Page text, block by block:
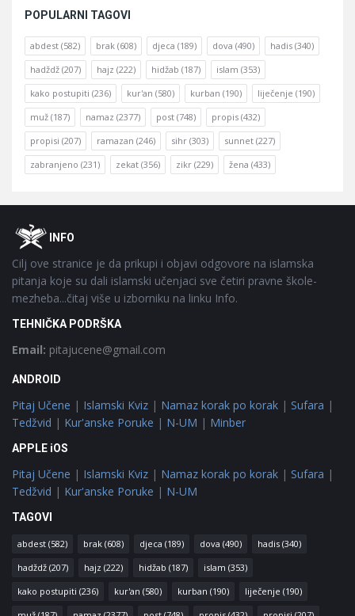
POPULARNI TAGOVI
abdest (582) brak (608) djeca (189) dova (490) hadis (340)
hadždž (207) hajz (222) hidžab (187) islam (353)
kako postupiti (236) kur'an (580) kurban (190) liječenje (190)
muž (187) namaz (2377) post (748) propis (432)
propisi (207) ramazan (246) sihr (303) sunnet (227)
zabranjeno (231) zekat (356) zikr (229) žena (433)
FooterOINFO
Cilj ove stranice je da prikupi i objavi odgovore na islamska
pitanja koje su dali islamski učenjaci sve četiri pravne škole-
mezheba...čitaj više u izborniku na linku Info.
TEHNIČKA PODRŠKA
Email: pitajucene@gmail.com
ANDROID
Pitaj Učene | Islamski Kviz | Namaz korak po korak | Sufara |
Tedžvid | Kur'anske Poruke | N-UM | Minber
APPLE iOS
Pitaj Učene | Islamski Kviz | Namaz korak po korak | Sufara |
Tedžvid | Kur'anske Poruke | N-UM
TAGOVI
abdest (582) brak (608) djeca (189) dova (490) hadis (340)
hadždž (207) hajz (222) hidžab (187) islam (353)
kako postupiti (236) kur'an (580) kurban (190) liječenje (190)